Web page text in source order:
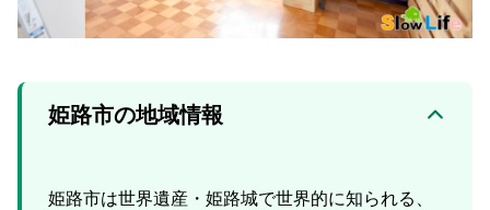
姫路市の地域情報
姫路市は世界遺産・姫路城で世界的に知られる、